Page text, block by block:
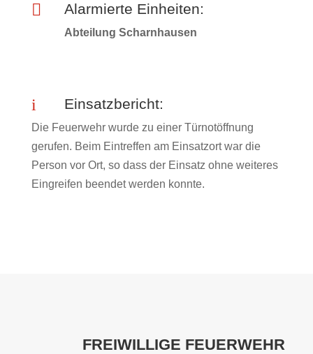
 Alarmierte Einheiten:
Abteilung Scharnhausen
i Einsatzbericht:
Die Feuerwehr wurde zu einer Türnotöffnung
gerufen. Beim Eintreffen am Einsatzort war die
Person vor Ort, so dass der Einsatz ohne weiteres
Eingreifen beendet werden konnte.
FREIWILLIGE FEUERWEHR